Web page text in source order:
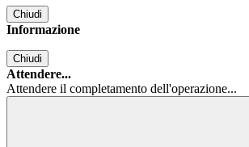
Chiudi
Informazione
Chiudi
Attendere...
Attendere il completamento dell'operazione...